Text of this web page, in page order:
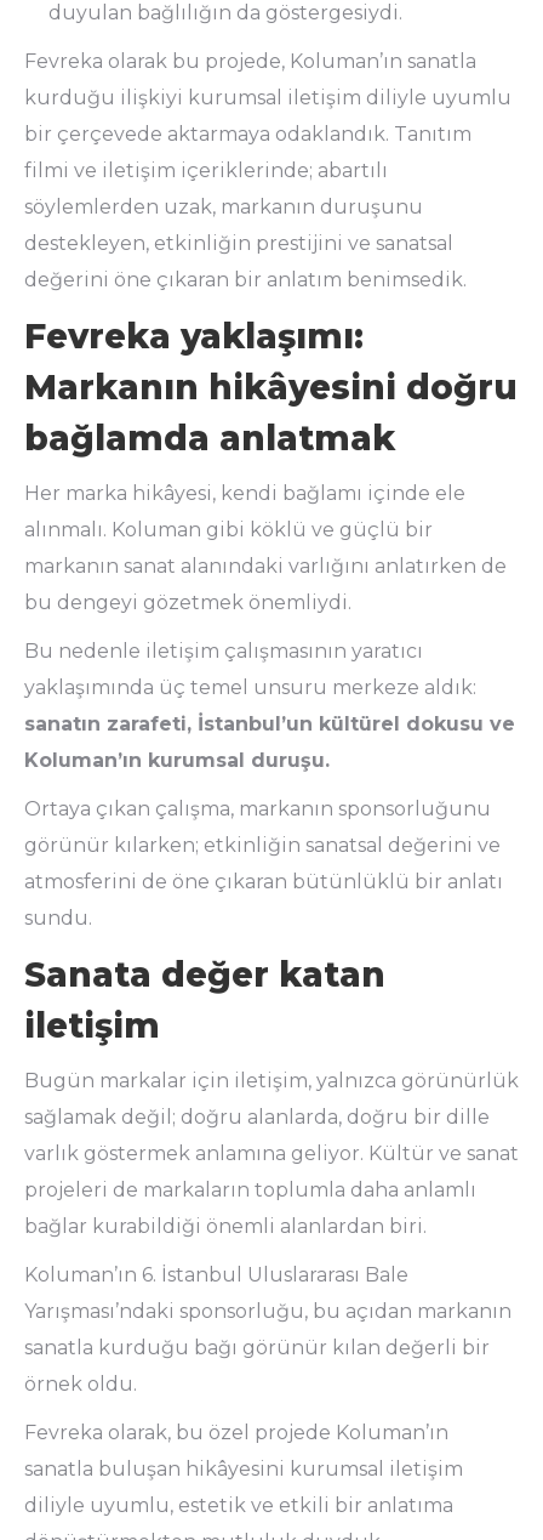
duyulan bağlılığın da göstergesiydi.
Fevreka olarak bu projede, Koluman’ın sanatla
kurduğu ilişkiyi kurumsal iletişim diliyle uyumlu
bir çerçevede aktarmaya odaklandık. Tanıtım
filmi ve iletişim içeriklerinde; abartılı
söylemlerden uzak, markanın duruşunu
destekleyen, etkinliğin prestijini ve sanatsal
değerini öne çıkaran bir anlatım benimsedik.
Fevreka yaklaşımı:
Markanın hikâyesini doğru
bağlamda anlatmak
Her marka hikâyesi, kendi bağlamı içinde ele
alınmalı. Koluman gibi köklü ve güçlü bir
markanın sanat alanındaki varlığını anlatırken de
bu dengeyi gözetmek önemliydi.
Bu nedenle iletişim çalışmasının yaratıcı
yaklaşımında üç temel unsuru merkeze aldık:
sanatın zarafeti, İstanbul’un kültürel dokusu ve
Koluman’ın kurumsal duruşu.
Ortaya çıkan çalışma, markanın sponsorluğunu
görünür kılarken; etkinliğin sanatsal değerini ve
atmosferini de öne çıkaran bütünlüklü bir anlatı
sundu.
Sanata değer katan
iletişim
Bugün markalar için iletişim, yalnızca görünürlük
sağlamak değil; doğru alanlarda, doğru bir dille
varlık göstermek anlamına geliyor. Kültür ve sanat
projeleri de markaların toplumla daha anlamlı
bağlar kurabildiği önemli alanlardan biri.
Koluman’ın 6. İstanbul Uluslararası Bale
Yarışması’ndaki sponsorluğu, bu açıdan markanın
sanatla kurduğu bağı görünür kılan değerli bir
örnek oldu.
Fevreka olarak, bu özel projede Koluman’ın
sanatla buluşan hikâyesini kurumsal iletişim
diliyle uyumlu, estetik ve etkili bir anlatıma